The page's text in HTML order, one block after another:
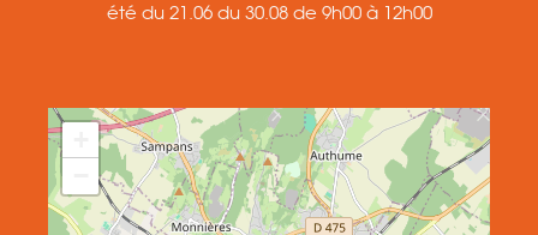
été du 21.06 du 30.08 de 9h00 à 12h00